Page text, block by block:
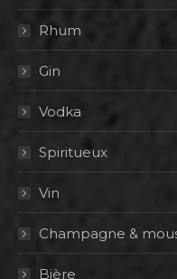
Rhum
Gin
Vodka
Spiritueux
Vin
Champagne &
Bière